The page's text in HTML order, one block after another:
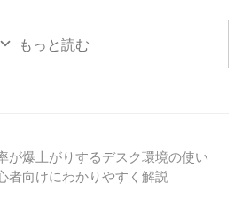
もっと読む
が爆上がりするデスク環境の使い
者向けにわかりやすく解説